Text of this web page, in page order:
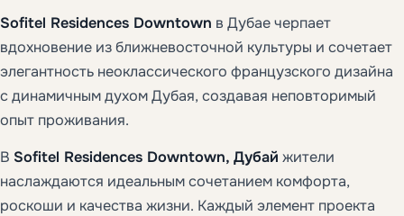
Sofitel Residences Downtown в Дубае черпает
вдохновение из ближневосточной культуры и сочетает
элегантность неоклассического французского дизайна
с динамичным духом Дубая, создавая неповторимый
опыт проживания.
В Sofitel Residences Downtown, Дубай жители
наслаждаются идеальным сочетанием комфорта,
роскоши и качества жизни. Каждый элемент проекта